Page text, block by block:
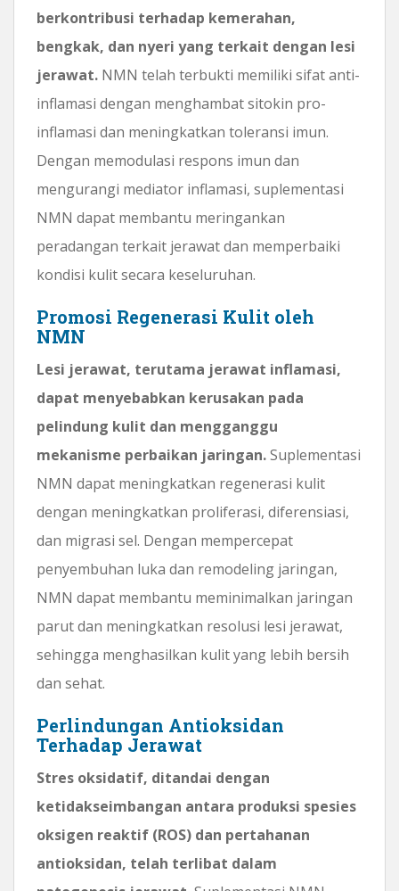
berkontribusi terhadap kemerahan,
bengkak, dan nyeri yang terkait dengan lesi
jerawat. NMN telah terbukti memiliki sifat anti-
inflamasi dengan menghambat sitokin pro-
inflamasi dan meningkatkan toleransi imun.
Dengan memodulasi respons imun dan
mengurangi mediator inflamasi, suplementasi
NMN dapat membantu meringankan
peradangan terkait jerawat dan memperbaiki
kondisi kulit secara keseluruhan.
Promosi Regenerasi Kulit oleh
NMN
Lesi jerawat, terutama jerawat inflamasi,
dapat menyebabkan kerusakan pada
pelindung kulit dan mengganggu
mekanisme perbaikan jaringan.Suplementasi
NMN dapat meningkatkan regenerasi kulit
dengan meningkatkan proliferasi, diferensiasi,
dan migrasi sel. Dengan mempercepat
penyembuhan luka dan remodeling jaringan,
NMN dapat membantu meminimalkan jaringan
parut dan meningkatkan resolusi lesi jerawat,
sehingga menghasilkan kulit yang lebih bersih
dan sehat.
Perlindungan Antioksidan
Terhadap Jerawat
Stres oksidatif, ditandai dengan
ketidakseimbangan antara produksi spesies
oksigen reaktif (ROS) dan pertahanan
antioksidan, telah terlibat dalam